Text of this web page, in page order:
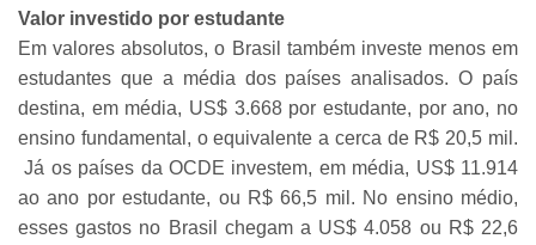
Valor investido por estudante
Em valores absolutos, o Brasil também investe menos em
estudantes que a média dos países analisados. O país
destina, em média, US$ 3.668 por estudante, por ano, no
ensino fundamental, o equivalente a cerca de R$ 20,5 mil.
Já os países da OCDE investem, em média, US$ 11.914
ao ano por estudante, ou R$ 66,5 mil. No ensino médio,
esses gastos no Brasil chegam a US$ 4.058 ou R$ 22,6